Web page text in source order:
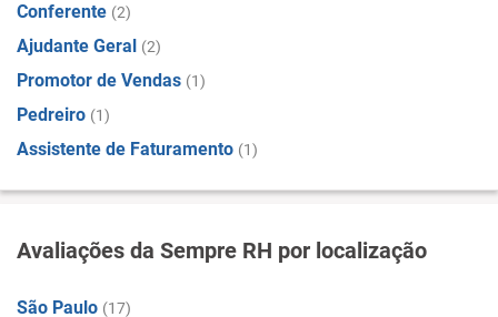
Conferente (2)
Ajudante Geral (2)
Promotor de Vendas (1)
Pedreiro (1)
Assistente de Faturamento (1)
Avaliações da Sempre RH por localização
São Paulo (17)